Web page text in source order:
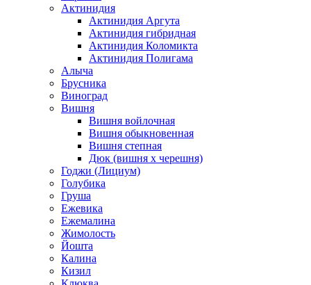
Актинидия
Актинидия Аргута
Актинидия гибридная
Актинидия Коломикта
Актинидия Полигама
Алыча
Брусника
Виноград
Вишня
Вишня войлочная
Вишня обыкновенная
Вишня степная
Дюк (вишня х черешня)
Годжи (Лициум)
Голубика
Груша
Ежевика
Ежемалина
Жимолость
Йошта
Калина
Кизил